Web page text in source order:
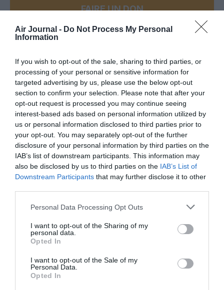
Air Journal - Do Not Process My Personal
Information
If you wish to opt-out of the sale, sharing to third parties, or
processing of your personal or sensitive information for
targeted advertising by us, please use the below opt-out
section to confirm your selection. Please note that after your
opt-out request is processed you may continue seeing
interest-based ads based on personal information utilized by
us or personal information disclosed to third parties prior to
your opt-out. You may separately opt-out of the further
disclosure of your personal information by third parties on the
IAB’s list of downstream participants. This information may
also be disclosed by us to third parties on the IAB’s List of
Downstream Participants that may further disclose it to other
Personal Data Processing Opt Outs
I want to opt-out of the Sharing of my
personal data.
Opted In
I want to opt-out of the Sale of my
Personal Data.
Opted In
FAIRE UN DON
Appel aux lecteurs !
développement !
NOUS SOUTENIR
DERNIERS COMMENTAIRES
Flynas ouvre une ligne directe entre Médine et
Bruxelles
Yahman971